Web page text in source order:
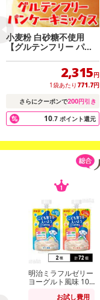
小麦粉 白砂糖不使用
【グルテンフリー パン
袋】アレルギー対策に◎
2,315円
1袋あたり 771.7円
さらにクーポンで200円引き
10.7 ポイント還元
明治ミラフルゼリー
ヨーグルト風味 100
お試し費用